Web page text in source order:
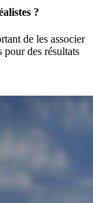
?
de les associer
pour des résultats